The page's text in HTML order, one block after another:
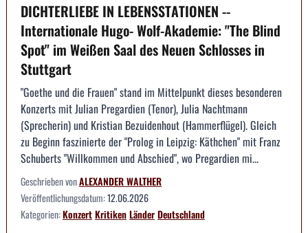
DICHTERLIEBE IN LEBENSSTATIONEN --
Internationale Hugo- Wolf-Akademie: "The Blind
Spot" im Weißen Saal des Neuen Schlosses in
Stuttgart
"Goethe und die Frauen" stand im Mittelpunkt dieses besonderen
Konzerts mit Julian Pregardien (Tenor), Julia Nachtmann
(Sprecherin) und Kristian Bezuidenhout (Hammerflügel). Gleich
zu Beginn faszinierte der "Prolog in Leipzig: Käthchen" mit Franz
Schuberts "Willkommen und Abschied", wo Pregardien mi...
Geschrieben vonALEXANDER WALTHER
Veröffentlichungsdatum:12.06.2026
Kategorien:KonzertKritikenLänderDeutschland